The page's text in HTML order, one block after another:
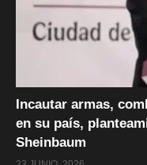
Incautar armas,
en su país,
Sheinbaum